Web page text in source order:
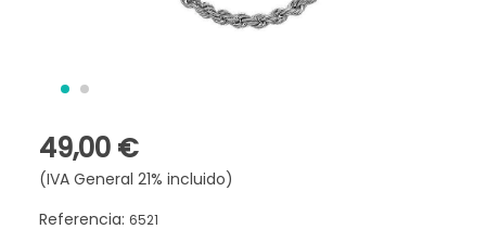
49,00 €
(IVA General 21% incluido)
Referencia: 6521